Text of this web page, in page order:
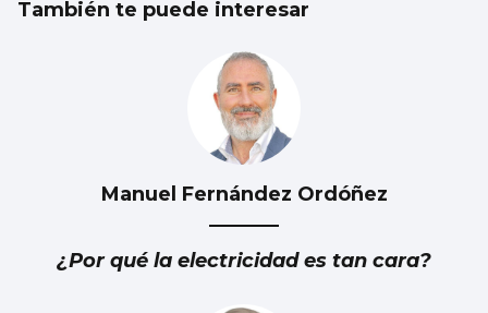
También te puede interesar
Manuel Fernández Ordóñez
¿Por qué la electricidad es tan cara?